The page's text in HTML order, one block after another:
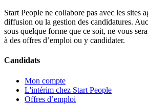
Start People ne collabore pas avec les sites
diffusion ou la gestion des candidatures.
sous quelque forme que ce soit, ne vous
à des offres d’emploi ou y candidater.
Candidats
Mon compte
L'intérim chez Start People
Offres d’emploi